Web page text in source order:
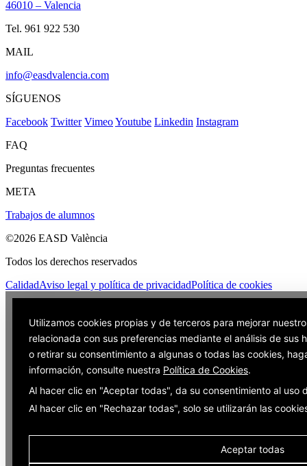
46010 – Valencia
Tel. 961 922 530
MAIL
info@easdvalencia.com
SÍGUENOS
Facebook Twitter VimeoYoutube Linkedin Instagram
FAQ
Preguntas frecuentes
META
Trabajos de alumnos
©2026 EASD València
Todos los derechos reservados
CalidadAviso legal y política de privacidadPolítica de cookies
Utilizamos cookies propias y de terceros para mejorar
relacionada con sus preferencias mediante el análisis de sus
o retirar su consentimiento a algunas o todas las cookies,
información, consulte nuestra Política de Cookies.
Al hacer clic en "Aceptar todas", da su consentimiento al uso
Al hacer clic en "Rechazar todas", solo se utilizarán las
Aceptar todas